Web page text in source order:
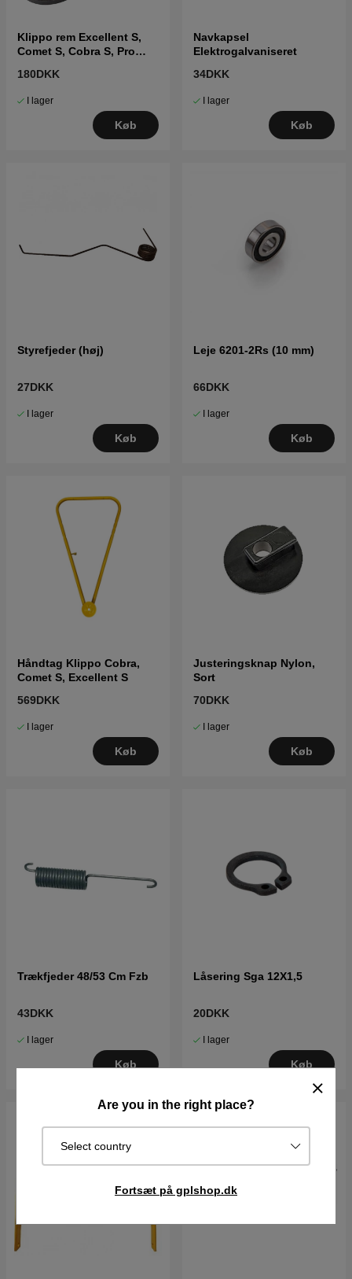
Are you in the right place?
Select country
Fortsæt på gplshop.dk
Klippo rem Excellent S,
Comet S, Cobra S, Pro
180DKK
I lager
Køb
Navkapsel
Elektrogalvaniseret
34DKK
I lager
Køb
Styrefjeder (høj)
27DKK
I lager
Køb
Leje 6201-2Rs (10 mm)
66DKK
I lager
Køb
Håndtag Klippo Cobra,
Comet S, Excellent S
569DKK
I lager
Køb
Justeringsknap Nylon,
Sort
70DKK
I lager
Køb
Trækfjeder 48/53 Cm Fzb
43DKK
I lager
Køb
Låsering Sga 12X1,5
20DKK
I lager
Køb